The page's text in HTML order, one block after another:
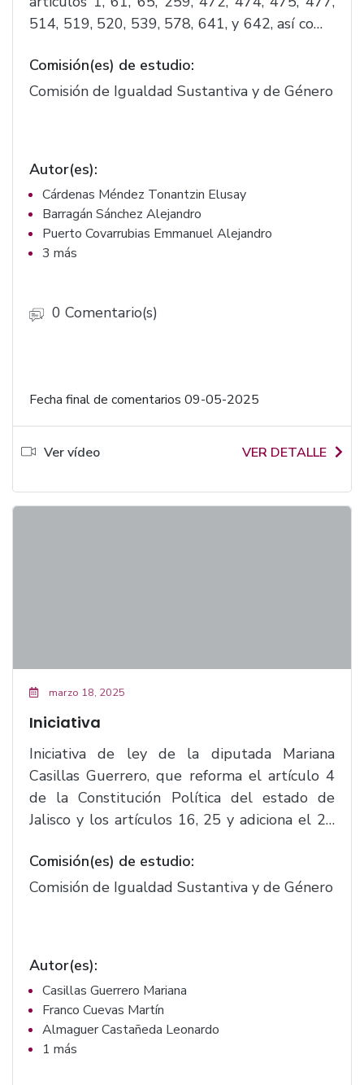
514, 519, 520, 539, 578, 641, y 642, así como
fracción I, recorriéndose las subsecuentes en
el orden actual, del artículo 456 y el
la Ley del Registro Civil del Estado de Jalisco.
(F.1285)
Comisión(es) de estudio:
Comisión de Igualdad Sustantiva y de Género
Autor(es):
Cárdenas Méndez Tonantzin Elusay
Barragán Sánchez Alejandro
Puerto Covarrubias Emmanuel Alejandro
3 más
0 Comentario(s)
Fecha final de comentarios 09-05-2025
Ver vídeo VER DETALLE
marzo 18, 2025
Iniciativa
Iniciativa de ley de la diputada Mariana
Casillas Guerrero, que reforma el artículo 4
de la Constitución Política del estado de
Jalisco y los artículos 16, 25 y adiciona el 25
Ejecutivo del Estado de Jalisco.(F.1009)
Comisión(es) de estudio:
Comisión de Igualdad Sustantiva y de Género
Autor(es):
Casillas Guerrero Mariana
Franco Cuevas Martín
Almaguer Castañeda Leonardo
1 más